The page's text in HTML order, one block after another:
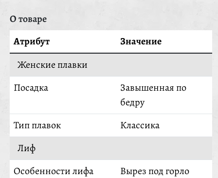
О товаре
Атрибут
Значение
Женские плавки
Посадка
Завышенная по
бедру
Тип плавок
Классика
Лиф
Особенности лифа
Вырез под горло